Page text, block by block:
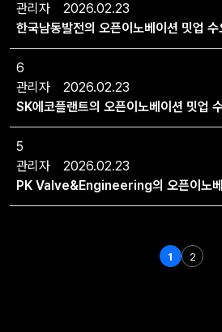
한국남동발전의 오픈이노베이션 밋업 수
관리자 2026.02.23
6
SK에코플랜트의 오픈이노베이션 밋업
관리자 2026.02.23
5
PK Valve&Engineering의 오픈이노베
관리자 2026.02.23
1 2